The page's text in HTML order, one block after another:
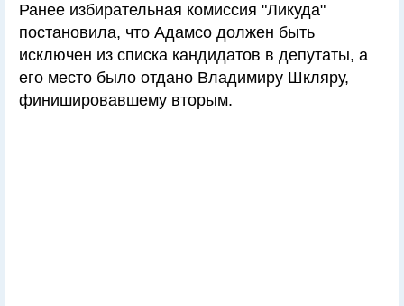
Ранее избирательная комиссия "Ликуда"
постановила, что Адамсо должен быть
исключен из списка кандидатов в депутаты, а
его место было отдано Владимиру Шкляру,
финишировавшему вторым.